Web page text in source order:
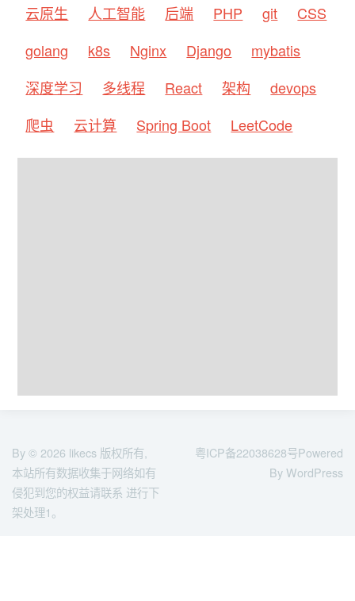
云原生
人工智能 后端 PHP git
CSS
golang
k8s Nginx Django
mybatis
深度学习
多线程 React 架构
devops
爬虫
云计算 Spring Boot LeetCode
By © 2026 likecs 版权所有,
本站所有数据收集于网络如有
侵犯到您的权益请联系 进行下
架处理1。
粤ICP备22038628号Powered
By WordPress